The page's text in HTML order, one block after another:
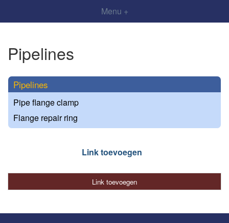
Menu +
Pipelines
Pipelines
Pipe flange clamp
Flange repair ring
Link toevoegen
Link toevoegen